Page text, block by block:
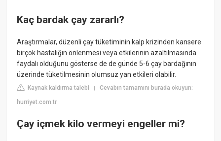
Kaç bardak çay zararlı?
Araştırmalar, düzenli çay tüketiminin kalp krizinden kansere
birçok hastalığın önlenmesi veya etkilerinin azaltılmasında
faydalı olduğunu gösterse de de günde 5-6 çay bardağının
üzerinde tüketilmesinin olumsuz yan etkileri olabilir.
Kaynak kaldırma talebi |Cevabın tamamını burada okuyun:
hurriyet.com.tr
Çay içmek kilo vermeyi engeller mi?